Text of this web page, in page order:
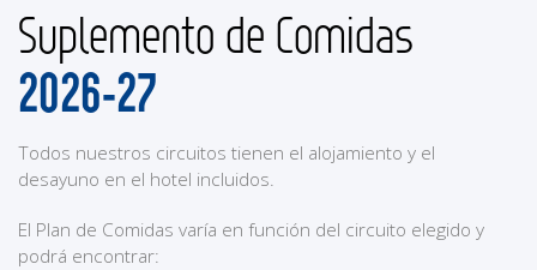
Suplemento de Comidas
2026-27
Todos nuestros circuitos tienen el alojamiento y el
desayuno en el hotel incluidos.
El Plan de Comidas varía en función del circuito elegido y
podrá encontrar: